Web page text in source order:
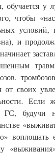
обучается у
чтобы
условий,
и
от своих
Если
ГС, будучи
воплощать